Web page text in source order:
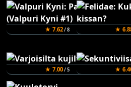
★ 7.62/ 8 ★
★ 7.00/ 5 ★